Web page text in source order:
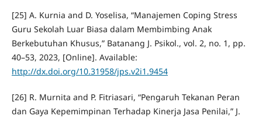
[25] A. Kurnia and D. Yoselisa, “Manajemen Coping Stress
Guru Sekolah Luar Biasa dalam Membimbing Anak
Berkebutuhan Khusus,” Batanang J. Psikol., vol. 2, no. 1, pp.
40–53, 2023, [Online]. Available:
http://dx.doi.org/10.31958/jps.v2i1.9454
[26] R. Murnita and P. Fitriasari, “Pengaruh Tekanan Peran
dan Gaya Kepemimpinan Terhadap Kinerja Jasa Penilai,” J.